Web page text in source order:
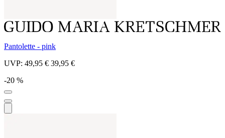
Pantolette - pink
UVP: 49,95 € 39,95 €
-20 %